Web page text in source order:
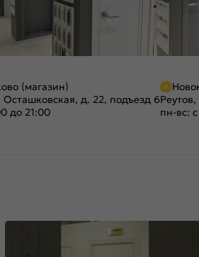
(магазин)
Осташковская, д. 22, подъезд 6
до 21:00
пн-вс: